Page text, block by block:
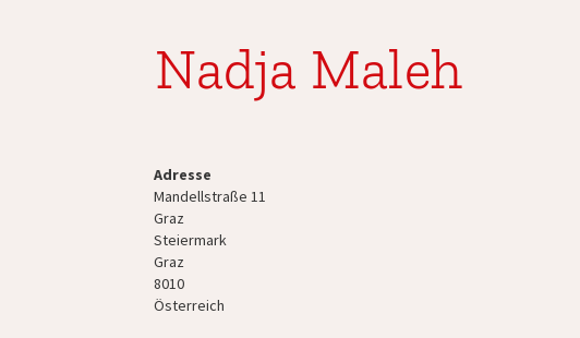
Nadja Maleh
Adresse
Mandellstraße 11
Graz
Steiermark
Graz
8010
Österreich